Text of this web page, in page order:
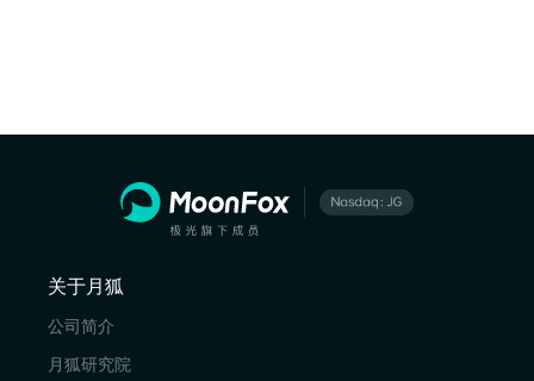
关于月狐
公司简介
月狐研究院